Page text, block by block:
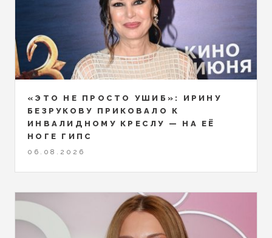
«ЭТО НЕ ПРОСТО УШИБ»: ИРИНУ
БЕЗРУКОВУ ПРИКОВАЛО К
ИНВАЛИДНОМУ КРЕСЛУ — НА ЕЁ
НОГЕ ГИПС
06.08.2026